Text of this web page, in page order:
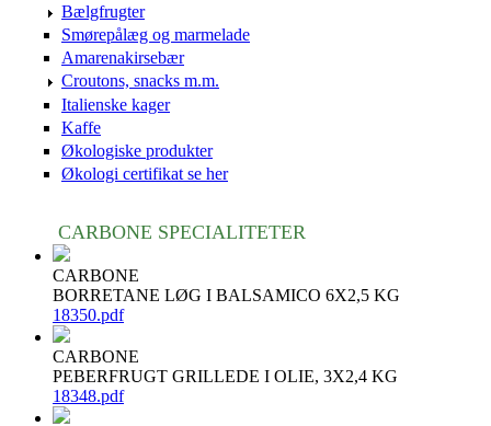
Bælgfrugter
Smørepålæg og marmelade
Amarenakirsebær
Croutons, snacks m.m.
Italienske kager
Kaffe
Økologiske produkter
Økologi certifikat se her
CARBONE SPECIALITETER
CARBONE
BORRETANE LØG I BALSAMICO 6X2,5 KG
18350.pdf
CARBONE
PEBERFRUGT GRILLEDE I OLIE, 3X2,4 KG
18348.pdf